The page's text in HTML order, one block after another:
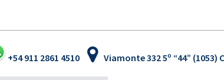
+54 911 2861 4510 Viamonte 332 5º “44”